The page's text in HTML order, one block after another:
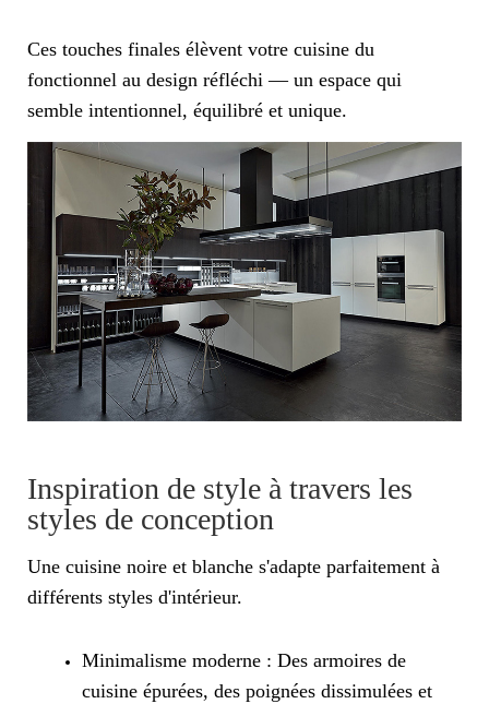
Ces touches finales élèvent votre cuisine du
fonctionnel au design réfléchi — un espace qui
semble intentionnel, équilibré et unique.
Inspiration de style à travers les
styles de conception
Une cuisine noire et blanche s'adapte parfaitement à
différents styles d'intérieur.
Minimalisme moderne : Des armoires de
cuisine épurées, des poignées dissimulées et